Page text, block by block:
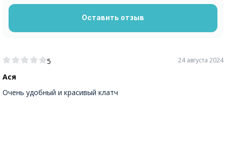
5
Ася
24 августа 2024
Очень удобный и красивый клатч
Оставить отзыв